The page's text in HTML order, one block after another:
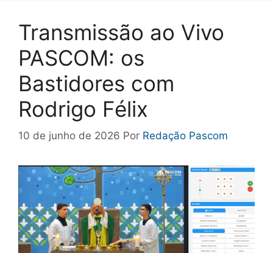
Transmissão ao Vivo
PASCOM: os
Bastidores com
Rodrigo Félix
10 de junho de 2026 Por Redação Pascom